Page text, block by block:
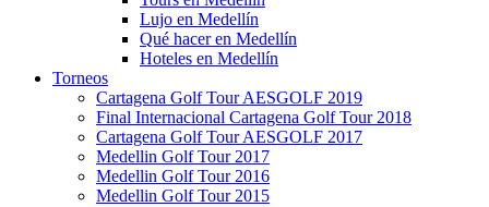
Lujo en Medellín
Qué hacer en Medellín
Hoteles en Medellín
Torneos
Cartagena Golf Tour AESGOLF 2019
Final Internacional Cartagena Golf Tour 2018
Cartagena Golf Tour AESGOLF 2017
Medellin Golf Tour 2017
Medellin Golf Tour 2016
Medellin Golf Tour 2015